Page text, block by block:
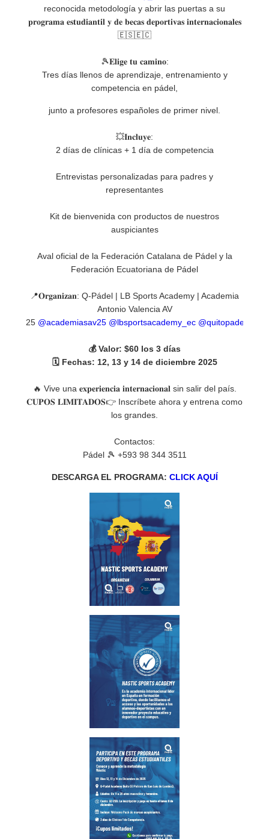
reconocida metodología y abrir las puertas a su
𝐩𝐫𝐨𝐠𝐫𝐚𝐦𝐚 𝐞𝐬𝐭𝐮𝐝𝐢𝐚𝐧𝐭𝐢𝐥 𝐲 𝐝𝐞 𝐛𝐞𝐜𝐚𝐬 𝐝𝐞𝐩𝐨𝐫𝐭𝐢𝐯𝐚𝐬 𝐢𝐧𝐭𝐞𝐫𝐧𝐚𝐜𝐢𝐨𝐧𝐚𝐥𝐞𝐬
🇪🇸🇪🇨
🎾𝐄𝐥𝐢𝐠𝐞 𝐭𝐮 𝐜𝐚𝐦𝐢𝐧𝐨:
Tres días llenos de aprendizaje, entrenamiento y
competencia en pádel,
junto a profesores españoles de primer nivel.
💥𝐈𝐧𝐜𝐥𝐮𝐲𝐞:
2 días de clínicas + 1 día de competencia
Entrevistas personalizadas para padres y
representantes
Kit de bienvenida con productos de nuestros
auspiciantes
Aval oficial de la Federación Catalana de Pádel y la
Federación Ecuatoriana de Pádel
📍𝐎𝐫𝐠𝐚𝐧𝐢𝐳𝐚𝐧: Q-Pádel | LB Sports Academy | Academia
Antonio Valencia AV
25 @academiasav25 @lbsportsacademy_ec @quitopadel
💰 Valor: $60 los 3 días
🗓️ Fechas: 12, 13 y 14 de diciembre 2025
🔥 Vive una 𝐞𝐱𝐩𝐞𝐫𝐢𝐞𝐧𝐜𝐢𝐚 𝐢𝐧𝐭𝐞𝐫𝐧𝐚𝐜𝐢𝐨𝐧𝐚𝐥 sin salir del país.
𝐂𝐔𝐏𝐎𝐒 𝐋𝐈𝐌𝐈𝐓𝐀𝐃𝐎𝐒👉 Inscríbete ahora y entrena como
los grandes.
Contactos:
Pádel 🎾 +593 98 344 3511
DESCARGA EL PROGRAMA: CLICK AQUÍ